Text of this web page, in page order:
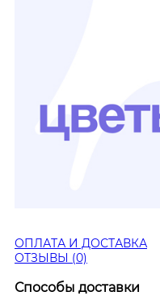
ОПЛАТА И ДОСТАВКА
ОТЗЫВЫ (0)
Способы доставки